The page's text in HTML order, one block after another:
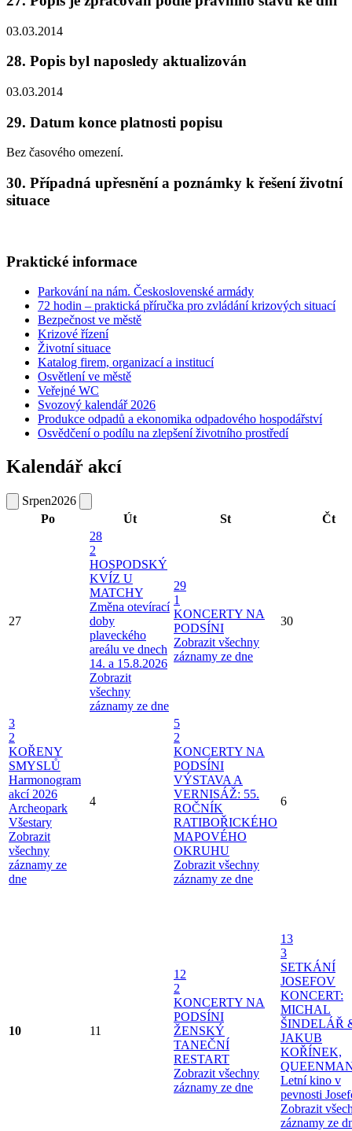
03.03.2014
28. Popis byl naposledy aktualizován
03.03.2014
29. Datum konce platnosti popisu
Bez časového omezení.
30. Případná upřesnění a poznámky k řešení životní
situace
Praktické informace
Parkování na nám. Československé armády
72 hodin – praktická příručka pro zvládání krizových situací
Bezpečnost ve městě
Krizové řízení
Životní situace
Katalog firem, organizací a institucí
Osvětlení ve městě
Veřejné WC
Svozový kalendář 2026
Produkce odpadů a ekonomika odpadového hospodářství
Osvědčení o podílu na zlepšení životního prostředí
Kalendář akcí
Srpen2026
Po
Út St Čt
27
28
2
HOSPODSKÝ
KVÍZ U
MATCHY
Změna otevírací
doby
plaveckého
areálu ve dnech
14. a 15.8.2026
Zobrazit
všechny
záznamy ze dne
29
1
KONCERTY NA
PODSÍNI
Zobrazit všechny
záznamy ze dne
30
3
2
KOŘENY
SMYSLŮ
Harmonogram
akcí 2026
Archeopark
Všestary
Zobrazit
všechny
záznamy ze
dne
4
5
2
KONCERTY NA
PODSÍNI
VÝSTAVA A
VERNISÁŽ: 55.
ROČNÍK
RATIBOŘICKÉHO
MAPOVÉHO
OKRUHU
Zobrazit všechny
záznamy ze dne
6
10 11
12
2
KONCERTY NA
PODSÍNI
ŽENSKÝ
TANEČNÍ
RESTART
Zobrazit všechny
záznamy ze dne
13
3
SETKÁNÍ
JOSEFOV
KONCERT:
MICHAL
ŠINDELÁŘ
JAKUB
KOŘÍNEK,
Letní kino v
pevnosti
Zobrazit
záznamy ze